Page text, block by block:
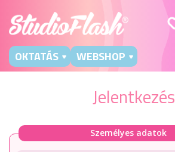
OKTATÁS WEBSHOP
Jelentkezés
Személyes adatok